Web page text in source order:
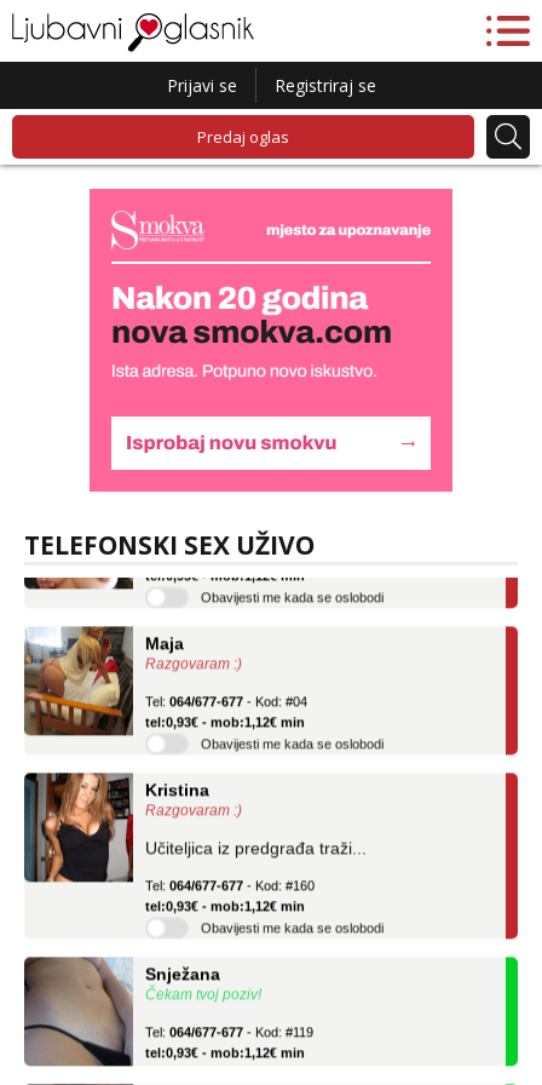
Prijavi se Registriraj se
Predaj oglas
TELEFONSKI SEX UŽIVO
Tel: 064/677-677
- Kod: #69
Obavijesti me kada se oslobodi
Maja
Razgovaram :)
tel:0,93€ - mob:1,12€ min
Obavijesti me kada se oslobodi
Kristina
Razgovaram :)
Učiteljica iz predgrađa traži...
tel:0,93€ - mob:1,12€ min
Obavijesti me kada se oslobodi
Snježana
Čekam tvoj poziv!
tel:0,93€ - mob:1,12€ min